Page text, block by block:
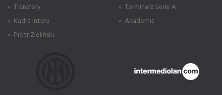
» Transfery
» Kadra Interu
» Piotr Zieliński
» Terminarz Serie A
» Akademia